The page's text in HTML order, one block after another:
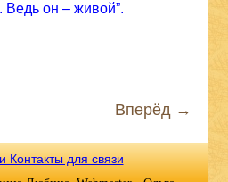
Ведь он – живой”.
Вперёд →
Контакты для связи